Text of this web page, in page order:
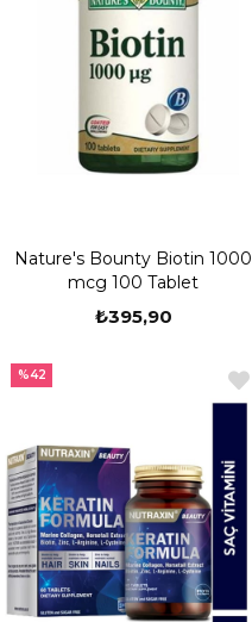
Nature's Bounty Biotin 1000
mcg 100 Tablet
₺395,90
%42